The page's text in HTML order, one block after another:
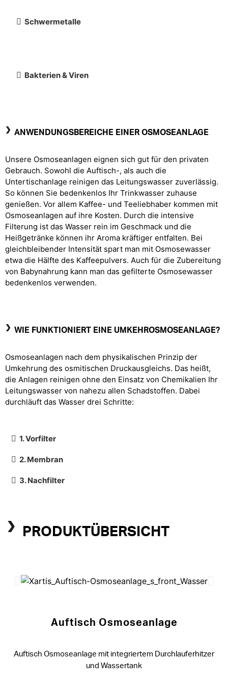
Schwermetalle
Bakterien & Viren
ANWENDUNGSBEREICHE EINER OSMOSEANLAGE
Unsere Osmoseanlagen eignen sich gut für den privaten
Gebrauch. Sowohl die Auftisch-, als auch die
Untertischanlage reinigen das Leitungswasser zuverlässig.
So können Sie bedenkenlos Ihr Trinkwasser zuhause
genießen. Vor allem Kaffee- und Teeliebhaber kommen mit
Osmoseanlagen auf ihre Kosten. Durch die intensive
Filterung ist das Wasser rein im Geschmack und die
Heißgetränke können ihr Aroma kräftiger entfalten. Bei
gleichbleibender Intensität spart man mit Osmosewasser
etwa die Hälfte des Kaffeepulvers. Auch für die Zubereitung
von Babynahrung kann man das gefilterte Osmosewasser
bedenkenlos verwenden.
WIE FUNKTIONIERT EINE UMKEHROSMOSEANLAGE?
Osmoseanlagen nach dem physikalischen Prinzip der
Umkehrung des osmitischen Druckausgleichs. Das heißt,
die Anlagen reinigen ohne den Einsatz von Chemikalien Ihr
Leitungswasser von nahezu allen Schadstoffen. Dabei
durchläuft das Wasser drei Schritte:
1. Vorfilter
2. Membran
3. Nachfilter
PRODUKTÜBERSICHT
Auftisch Osmoseanlage
Auftisch Osmoseanlage mit integriertem Durchlauferhitzer
und Wassertank